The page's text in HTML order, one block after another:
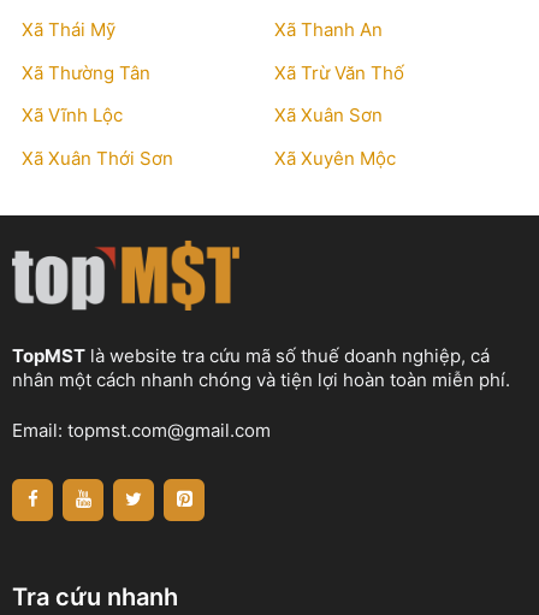
Xã Thái Mỹ
Xã Thanh An
Xã Thường Tân
Xã Trừ Văn Thố
Xã Vĩnh Lộc
Xã Xuân Sơn
Xã Xuân Thới Sơn
Xã Xuyên Mộc
TopMST là website tra cứu mã số thuế doanh nghiệp, cá
nhân một cách nhanh chóng và tiện lợi hoàn toàn miễn phí.
Email: topmst.com@gmail.com
Tra cứu nhanh